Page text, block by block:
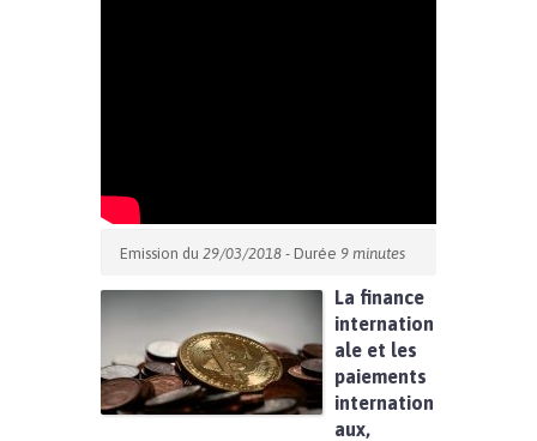
Emission du 29/03/2018 - Durée 9 minutes
La finance
internation
ale et les
paiements
internation
aux,